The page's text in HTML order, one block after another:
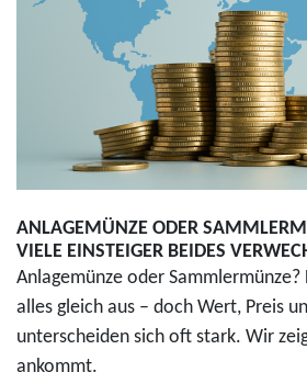
ANLAGEMÜNZE ODER
VIELE EINSTEIGER BEIDES
Anlagemünze oder Sammlermünze?
alles gleich aus – doch Wert, Preis
unterscheiden sich oft stark. Wir
ankommt.